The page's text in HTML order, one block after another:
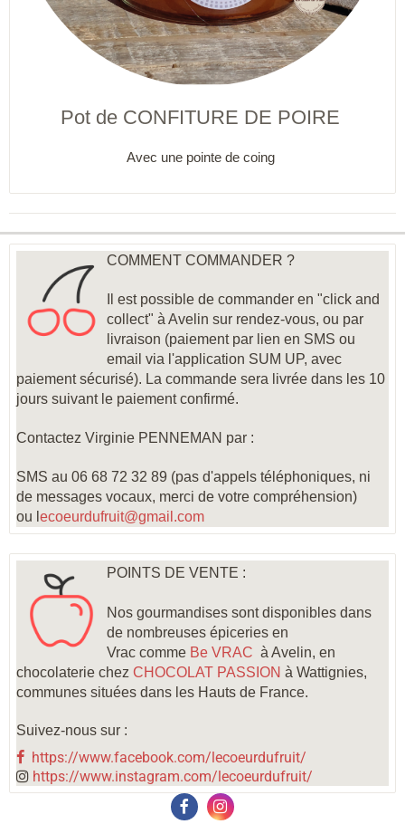
Pot de CONFITURE DE POIRE
Avec une pointe de coing
COMMENT COMMANDER ?
Il est possible de commander en "click and
collect" à Avelin sur rendez-vous, ou par
livraison (paiement par lien en SMS ou
email via l'application SUM UP, avec
paiement sécurisé). La commande sera livrée dans les 10
jours suivant le paiement confirmé.
Contactez Virginie PENNEMAN par :
SMS au 06 68 72 32 89 (pas d'appels téléphoniques, ni
de messages vocaux, merci de votre compréhension)
ou l ecoeurdufruit@gmail.com
POINTS DE VENTE :
Nos gourmandises sont disponibles dans
de nombreuses épiceries en
Vrac comme Be VRAC à Avelin, en
chocolaterie chez CHOCOLAT PASSION à Wattignies,
communes situées dans les Hauts de France.
Suivez-nous sur :
https://www.facebook.com/lecoeurdufruit/
https://www.instagram.com/lecoeurdufruit/